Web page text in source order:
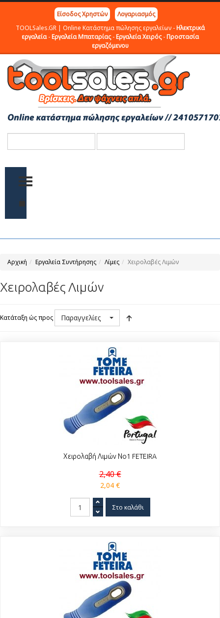
Είσοδος Χρηστών
Λογαριασμός
TOOLSales.GR | Online Κατάστημα πώλησης εργαλείων -Ηλεκτρικά
εργαλεία-Εργαλεία Μπαταρίας-Εργαλεία Χειρός-Προστασία
εργαζόμενου
TOGGLE MENU
Αρχική Εργαλεία Συντήρησης Λίμες Χειρολαβές Λιμών
Χειρολαβές Λιμών
Κατάταξη ώς προς Παραγγελίες
Χειρολαβή Λιμών Νο1 FETEIRA
2,40 €
2,04 €